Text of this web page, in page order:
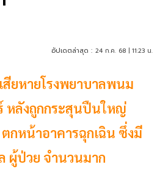
อัปเดตล่าสุด : 24 ก.ค. 68 | 11:23 น.
สียหายโรงพยาบาลพนม
หลังถูกกระสุนปืนใหญ่
กหน้าอาคารฉุกเฉิน ซึ่งมี
ผู้ป่วย จำนวนมาก